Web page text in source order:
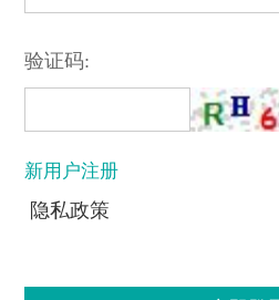
验证码:
新用户注册
隐私政策